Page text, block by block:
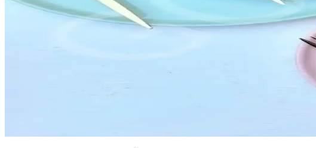
Emsan İstiridye Ürünleri: Mutfak Hijyeni ve Dayanıklılık İçin
Emsan istiridye ürünleri, yüksek kalite ve hijyen standartlarıyla mutfak ve
Ferforje Mutfak Askıları: Estetik ve Dayanıklı Çözümlerle
Ferforje mutfak askıları, dayanıklı ve estetik tasarımlarıyla mutfak düzenini
Estetik ve Fonksiyonel Mutfak Kahvaltı Takımları: Doğru
Mutfak kahvaltı takımlarında estetik ve fonksiyonellik kriterleri, malzeme